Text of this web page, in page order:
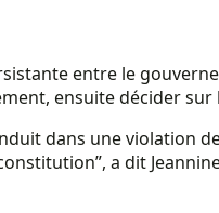
entre le
ensuite décider sur
dans une violation
a dit